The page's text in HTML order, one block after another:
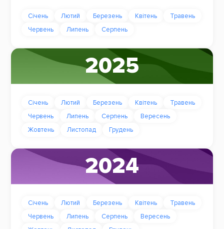
Січень Лютий Березень Квітень
Травень
Червень
Липень Серпень
2025
Січень Лютий Березень Квітень
Травень
Червень
Липень Серпень
Вересень
Жовтень
Листопад Грудень
2024
Січень Лютий Березень Квітень
Травень
Червень
Липень Серпень
Вересень